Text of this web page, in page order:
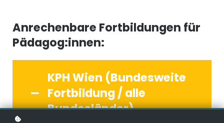
Anrechenbare Fortbildungen für
Pädagog:innen:
KPH Wien (Bundesweite
Fortbildung / alle
Bundesländer)